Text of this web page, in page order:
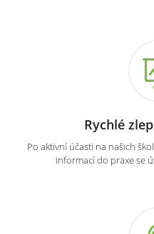
Rychlé
Po aktivní účasti na našich
informací do praxe se